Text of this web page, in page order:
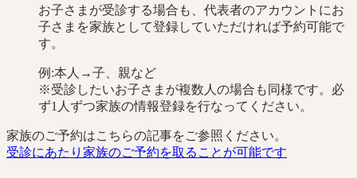
お子さまが受診する場合も、代表者のアカウントにお
子さまを家族として登録していただければ予約可能で
す。
例:本人→子、親など
※受診したいお子さまが複数人の場合も同様です。必
ず1人ずつ家族の情報登録を行なってください。
家族のご予約はこちらの記事をご参照ください。
受診にあたり家族のご予約を取ることが可能です